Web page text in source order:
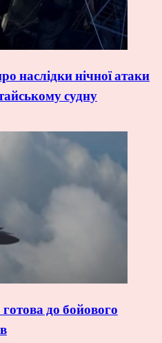
наслідки нічної атаки
судну
до бойового